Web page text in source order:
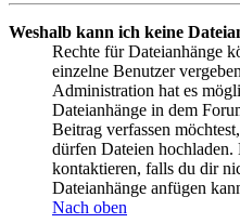
Weshalb kann ich keine
Rechte für Dateianhänge
einzelne Benutzer
Administration hat es
Dateianhänge in dem
Beitrag verfassen
dürfen Dateien
kontaktieren, falls du dir
Dateianhänge anfügen
Nach oben